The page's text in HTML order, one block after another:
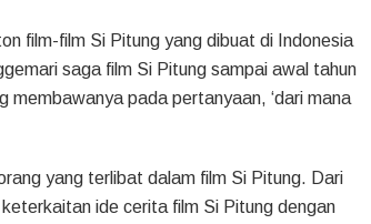
film-film Si Pitung yang dibuat di Indonesia
saga film Si Pitung sampai awal tahun
pada pertanyaan, ‘dari mana
yang terlibat dalam film Si Pitung. Dari
ide cerita film Si Pitung dengan